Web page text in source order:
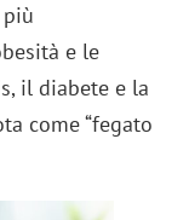
e le
il diabete e la
come “fegato